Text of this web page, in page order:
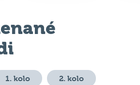
1. kolo 2. kolo